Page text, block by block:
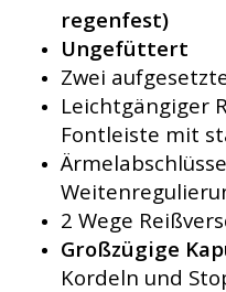
regenfest)
Ungefüttert
Zwei
Leichtgängiger
Fontleiste mit
2 Wege
Großzügige
Kordeln und